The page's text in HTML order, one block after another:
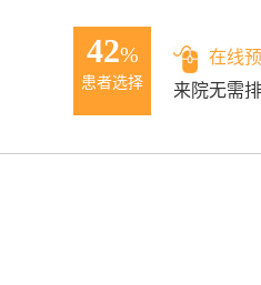
42%
患者选择
在线
来院无需